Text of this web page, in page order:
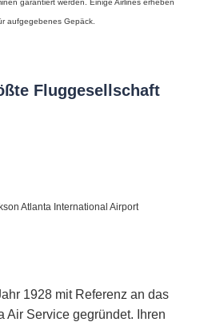
garantiert werden. Einige Airlines erheben
aufgegebenes Gepäck.
Fluggesellschaft
Atlanta International Airport
1928 mit Referenz an das
Air Service gegründet. Ihren